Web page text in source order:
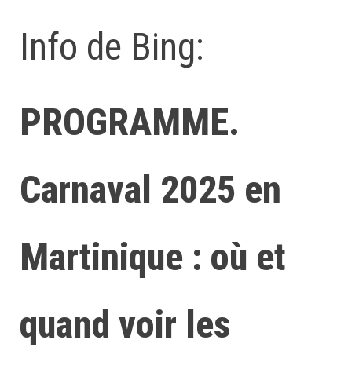
Info de Bing:
PROGRAMME.
Carnaval 2025 en
Martinique : où et
quand voir les